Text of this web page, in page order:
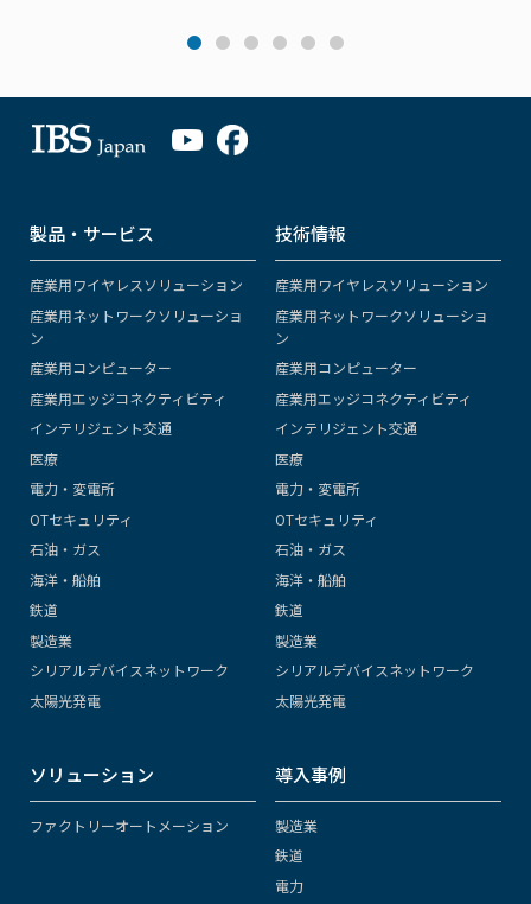
製品・サービス
産業用ワイヤレスソリューション
産業用ネットワークソリューショ
ン
産業用コンピューター
産業用エッジコネクティビティ
インテリジェント交通
医療
電力・変電所
OTセキュリティ
石油・ガス
海洋・船舶
鉄道
製造業
シリアルデバイスネットワーク
太陽光発電
技術情報
産業用ワイヤレスソリューション
産業用ネットワークソリューショ
ン
産業用コンピューター
産業用エッジコネクティビティ
インテリジェント交通
医療
電力・変電所
OTセキュリティ
石油・ガス
海洋・船舶
鉄道
製造業
シリアルデバイスネットワーク
太陽光発電
ソリューション
ファクトリーオートメーション
導入事例
製造業
鉄道
電力